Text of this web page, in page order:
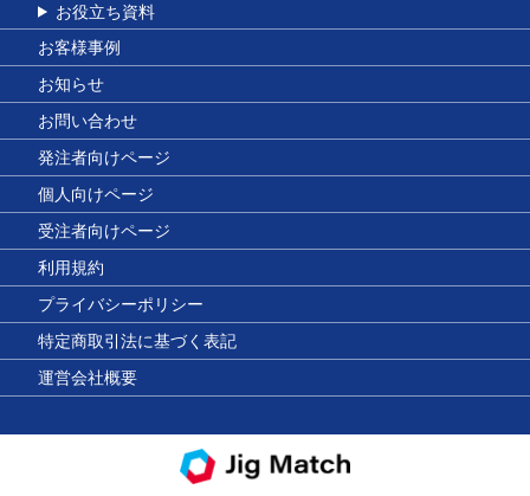
お役立ち資料
お客様事例
お知らせ
お問い合わせ
発注者向けページ
個人向けページ
受注者向けページ
利用規約
プライバシーポリシー
特定商取引法に基づく表記
運営会社概要